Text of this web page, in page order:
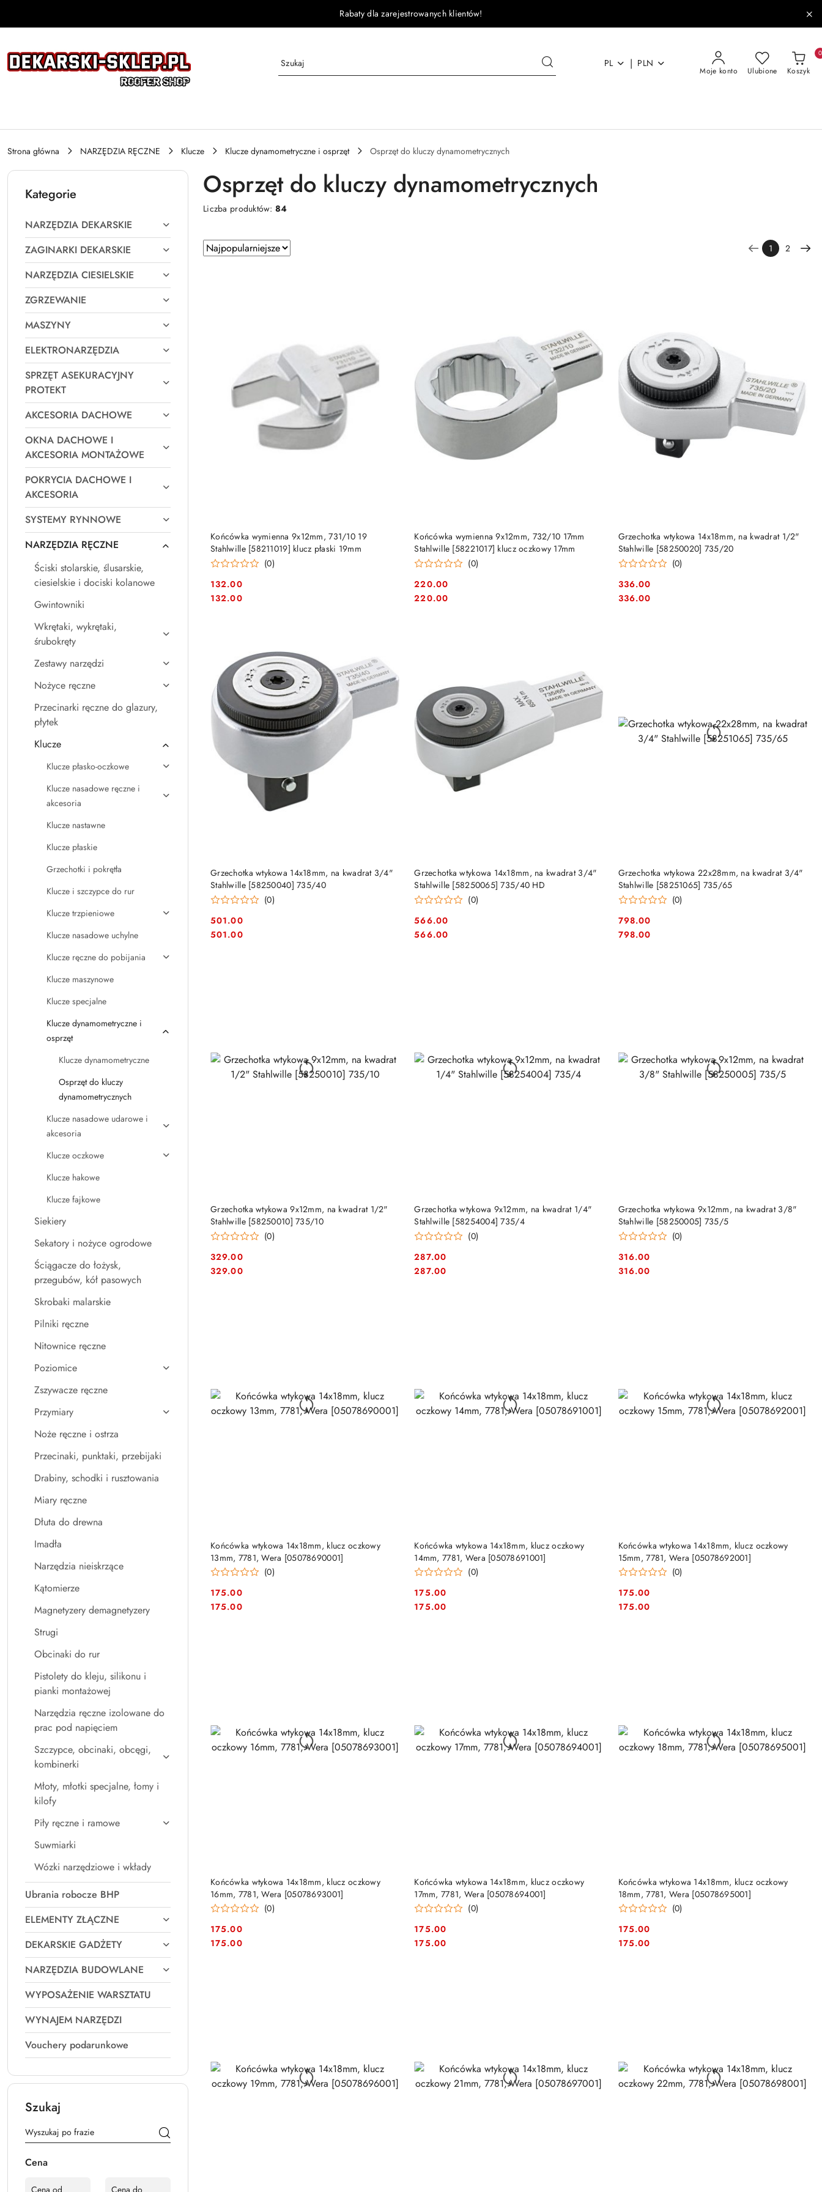
Rabaty dla zarejestrowanych klientów!
PL | PLN
Moje konto Ulubione Koszyk
0
Strona główna NARZĘDZIA RĘCZNE Klucze Klucze dynamometryczne i osprzęt Osprzęt do kluczy dynamometrycznych
Kategorie
NARZĘDZIA DEKARSKIE
ZAGINARKI DEKARSKIE
NARZĘDZIA CIESIELSKIE
ZGRZEWANIE
MASZYNY
ELEKTRONARZĘDZIA
SPRZĘT ASEKURACYJNY
PROTEKT
AKCESORIA DACHOWE
OKNA DACHOWE I
AKCESORIA MONTAŻOWE
POKRYCIA DACHOWE I
AKCESORIA
SYSTEMY RYNNOWE
NARZĘDZIA RĘCZNE
Ściski stolarskie, ślusarskie,
ciesielskie i dociski kolanowe
Gwintowniki
Wkrętaki, wykrętaki,
śrubokręty
Zestawy narzędzi
Nożyce ręczne
Przecinarki ręczne do glazury,
płytek
Klucze
Klucze płasko-oczkowe
Klucze nasadowe ręczne i
akcesoria
Klucze nastawne
Klucze płaskie
Grzechotki i pokrętła
Klucze i szczypce do rur
Klucze trzpieniowe
Klucze nasadowe uchylne
Klucze ręczne do pobijania
Klucze maszynowe
Klucze specjalne
Klucze dynamometryczne i
osprzęt
Klucze dynamometryczne
Osprzęt do kluczy
dynamometrycznych
Klucze nasadowe udarowe i
akcesoria
Klucze oczkowe
Klucze hakowe
Klucze fajkowe
Siekiery
Sekatory i nożyce ogrodowe
Ściągacze do łożysk,
przegubów, kół pasowych
Skrobaki malarskie
Pilniki ręczne
Nitownice ręczne
Poziomice
Zszywacze ręczne
Przymiary
Noże ręczne i ostrza
Przecinaki, punktaki, przebijaki
Drabiny, schodki i rusztowania
Miary ręczne
Dłuta do drewna
Imadła
Narzędzia nieiskrzące
Kątomierze
Magnetyzery demagnetyzery
Strugi
Obcinaki do rur
Pistolety do kleju, silikonu i
pianki montażowej
Narzędzia ręczne izolowane do
prac pod napięciem
Szczypce, obcinaki, obcęgi,
kombinerki
Młoty, młotki specjalne, łomy i
kilofy
Piły ręczne i ramowe
Suwmiarki
Wózki narzędziowe i wkłady
Ubrania robocze BHP
ELEMENTY ZŁĄCZNE
DEKARSKIE GADŻETY
NARZĘDZIA BUDOWLANE
WYPOSAŻENIE WARSZTATU
WYNAJEM NARZĘDZI
Vouchery podarunkowe
Szukaj
Cena
Osprzęt do kluczy dynamometrycznych
Liczba produktów:84
Zastosowano
sortowanie:
Sortuj
według
1 2
Końcówka wymienna 9x12mm, 731/10 19
Stahlwille [58211019] klucz płaski 19mm
(0)
Cena:
132.00
Cena:
132.00
DO KOSZYKA
Końcówka wymienna 9x12mm, 732/10 17mm
Stahlwille [58221017] klucz oczkowy 17mm
(0)
Cena:
220.00
Cena:
220.00
DO KOSZYKA
Grzechotka wtykowa 14x18mm, na kwadrat 1/2"
Stahlwille [58250020] 735/20
(0)
Cena:
336.00
Cena:
336.00
PRODUKT NIEDOSTĘPNY
Grzechotka wtykowa 14x18mm, na kwadrat 3/4"
Stahlwille [58250040] 735/40
(0)
Cena:
501.00
Cena:
501.00
PRODUKT NIEDOSTĘPNY
Grzechotka wtykowa 14x18mm, na kwadrat 3/4"
Stahlwille [58250065] 735/40 HD
(0)
Cena:
566.00
Cena:
566.00
PRODUKT NIEDOSTĘPNY
Grzechotka wtykowa 22x28mm, na kwadrat 3/4"
Stahlwille [58251065] 735/65
(0)
Cena:
798.00
Cena:
798.00
PRODUKT NIEDOSTĘPNY
Grzechotka wtykowa 9x12mm, na kwadrat 1/2"
Stahlwille [58250010] 735/10
(0)
Cena:
329.00
Cena:
329.00
PRODUKT NIEDOSTĘPNY
Grzechotka wtykowa 9x12mm, na kwadrat 1/4"
Stahlwille [58254004] 735/4
(0)
Cena:
287.00
Cena:
287.00
PRODUKT NIEDOSTĘPNY
Grzechotka wtykowa 9x12mm, na kwadrat 3/8"
Stahlwille [58250005] 735/5
(0)
Cena:
316.00
Cena:
316.00
PRODUKT NIEDOSTĘPNY
Końcówka wtykowa 14x18mm, klucz oczkowy
13mm, 7781, Wera [05078690001]
(0)
Cena:
175.00
Cena:
175.00
PRODUKT NIEDOSTĘPNY
Końcówka wtykowa 14x18mm, klucz oczkowy
14mm, 7781, Wera [05078691001]
(0)
Cena:
175.00
Cena:
175.00
PRODUKT NIEDOSTĘPNY
Końcówka wtykowa 14x18mm, klucz oczkowy
15mm, 7781, Wera [05078692001]
(0)
Cena:
175.00
Cena:
175.00
PRODUKT NIEDOSTĘPNY
Końcówka wtykowa 14x18mm, klucz oczkowy
16mm, 7781, Wera [05078693001]
(0)
Cena:
175.00
Cena:
175.00
PRODUKT NIEDOSTĘPNY
Końcówka wtykowa 14x18mm, klucz oczkowy
17mm, 7781, Wera [05078694001]
(0)
Cena:
175.00
Cena:
175.00
PRODUKT NIEDOSTĘPNY
Końcówka wtykowa 14x18mm, klucz oczkowy
18mm, 7781, Wera [05078695001]
(0)
Cena:
175.00
Cena:
175.00
PRODUKT NIEDOSTĘPNY